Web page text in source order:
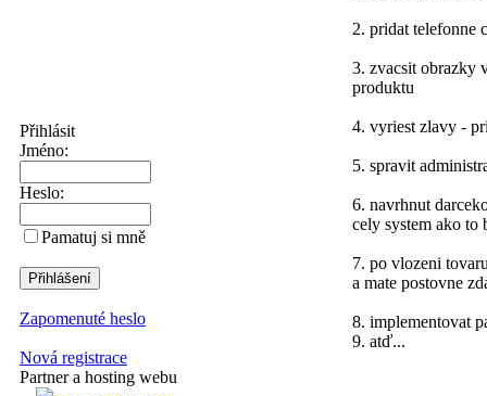
Přihlásit
Jméno:
Heslo:
Pamatuj si mně
Zapomenuté heslo
Nová registrace
Partner a hosting webu
2. pridat telefonne
3. zvacsit obrazky
produktu
4. vyriest zlavy -
5. spravit
6. navrhnut
cely system ako to
7. po vlozeni
a mate postovne
8. implementovat
9. atď...